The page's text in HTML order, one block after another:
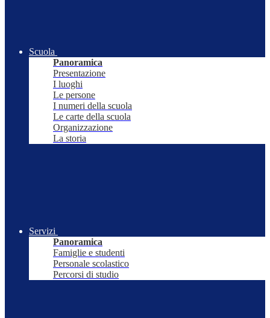
Scuola
Panoramica
Presentazione
I luoghi
Le persone
I numeri della scuola
Le carte della scuola
Organizzazione
La storia
Servizi
Panoramica
Famiglie e studenti
Personale scolastico
Percorsi di studio